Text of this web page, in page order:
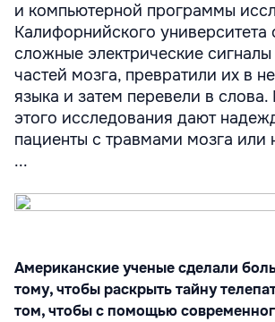
и компьютерной программы
Калифорнийского университета
сложные электрические
частей мозга, превратили их в
языка и затем перевели в слова.
этого исследования дают
пациенты с травмами мозга или
...
Американские ученые сделали
тому, чтобы раскрыть тайну
том, чтобы с помощью